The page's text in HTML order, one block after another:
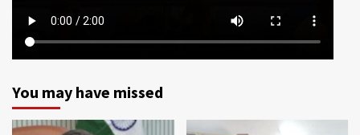
You may have missed